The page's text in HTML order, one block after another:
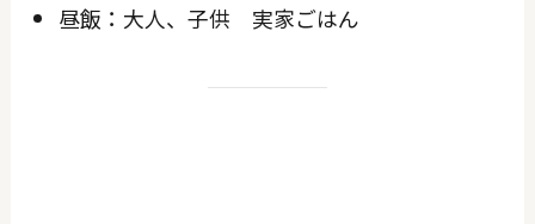
昼飯：大人、子供 実家ごはん